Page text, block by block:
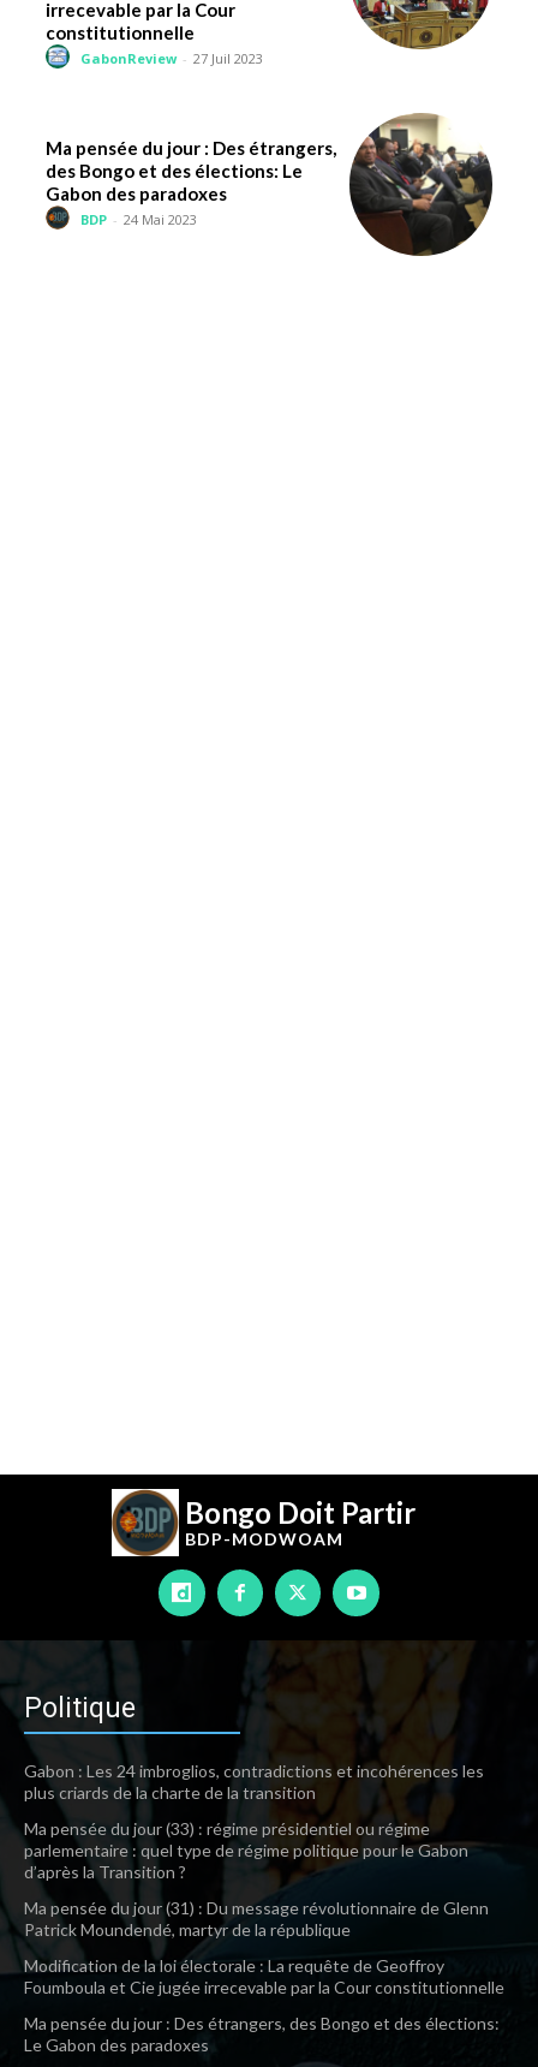
irrecevable par la Cour
constitutionnelle
GabonReview - 27 Juil 2023
Ma pensée du jour : Des étrangers,
des Bongo et des élections: Le
Gabon des paradoxes
BDP - 24 Mai 2023
Bongo Doit Partir
BDP-MODWOAM
Politique
Gabon : Les 24 imbroglios, contradictions et incohérences les
plus criards de la charte de la transition
Ma pensée du jour (33) : régime présidentiel ou régime
parlementaire : quel type de régime politique pour le Gabon
d’après la Transition ?
Ma pensée du jour (31) : Du message révolutionnaire de Glenn
Patrick Moundendé, martyr de la république
Modification de la loi électorale : La requête de Geoffroy
Foumboula et Cie jugée irrecevable par la Cour constitutionnelle
Ma pensée du jour : Des étrangers, des Bongo et des élections:
Le Gabon des paradoxes